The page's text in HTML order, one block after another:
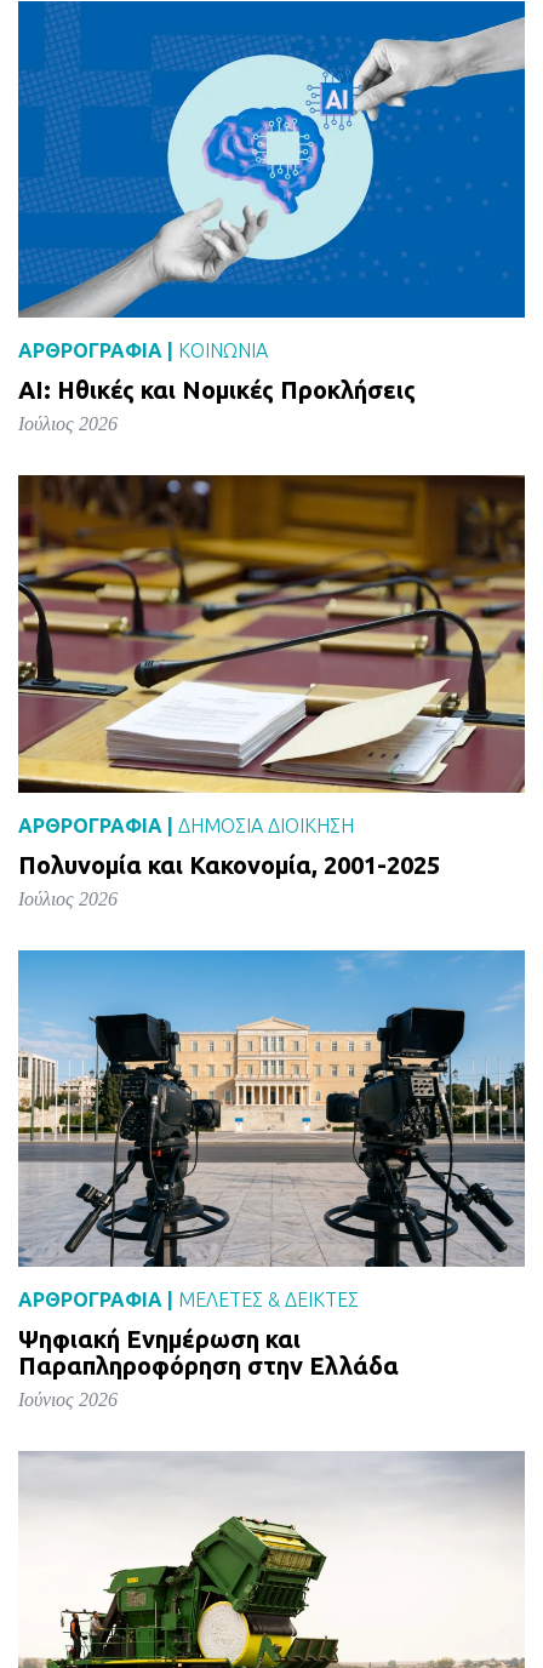
ΑΡΘΡΟΓΡΑΦΙΑ | ΚΟΙΝΩΝΙΑ
AI: Ηθικές και Νομικές Προκλήσεις
Ιούλιος 2026
ΑΡΘΡΟΓΡΑΦΙΑ | ΔΗΜΌΣΙΑ ΔΙΟΊΚΗΣΗ
Πολυνομία και Κακονομία, 2001-2025
Ιούλιος 2026
ΑΡΘΡΟΓΡΑΦΙΑ | ΜΕΛΈΤΕΣ & ΔΕΙΚΤΕΣ
Ψηφιακή Ενημέρωση και
Παραπληροφόρηση στην Ελλάδα
Ιούνιος 2026